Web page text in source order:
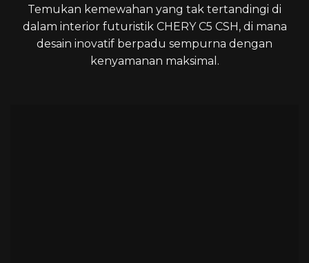
Temukan kemewahan yang tak tertandingi di
dalam interior futuristik CHERY C5 CSH, di mana
desain inovatif berpadu sempurna dengan
kenyamanan maksimal.